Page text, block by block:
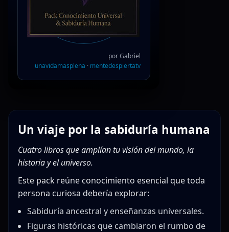
por Gabriel
unavidamasplena · mentedespiertatv
Un viaje por la sabiduría humana
Cuatro libros que amplían tu visión del mundo, la
historia y el universo.
Este pack reúne conocimiento esencial que toda
persona curiosa debería explorar:
Sabiduría ancestral y enseñanzas universales.
Figuras históricas que cambiaron el rumbo de